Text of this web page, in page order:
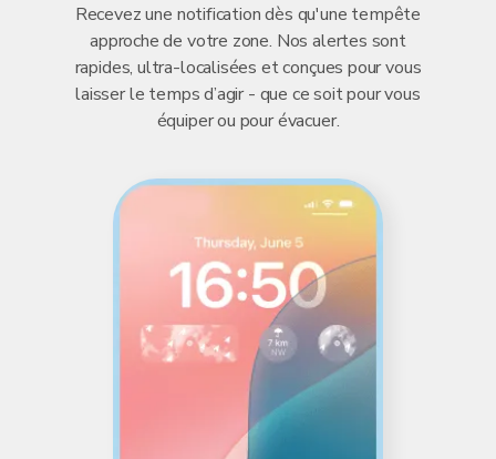
Recevez une notification dès qu'une tempête
approche de votre zone. Nos alertes sont
rapides, ultra-localisées et conçues pour vous
laisser le temps d’agir - que ce soit pour vous
équiper ou pour évacuer.